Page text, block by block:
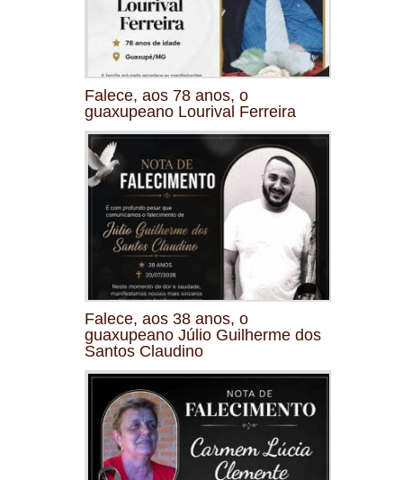
Falece, aos 78 anos, o
guaxupeano Lourival Ferreira
Falece, aos 38 anos, o
guaxupeano Júlio Guilherme dos
Santos Claudino